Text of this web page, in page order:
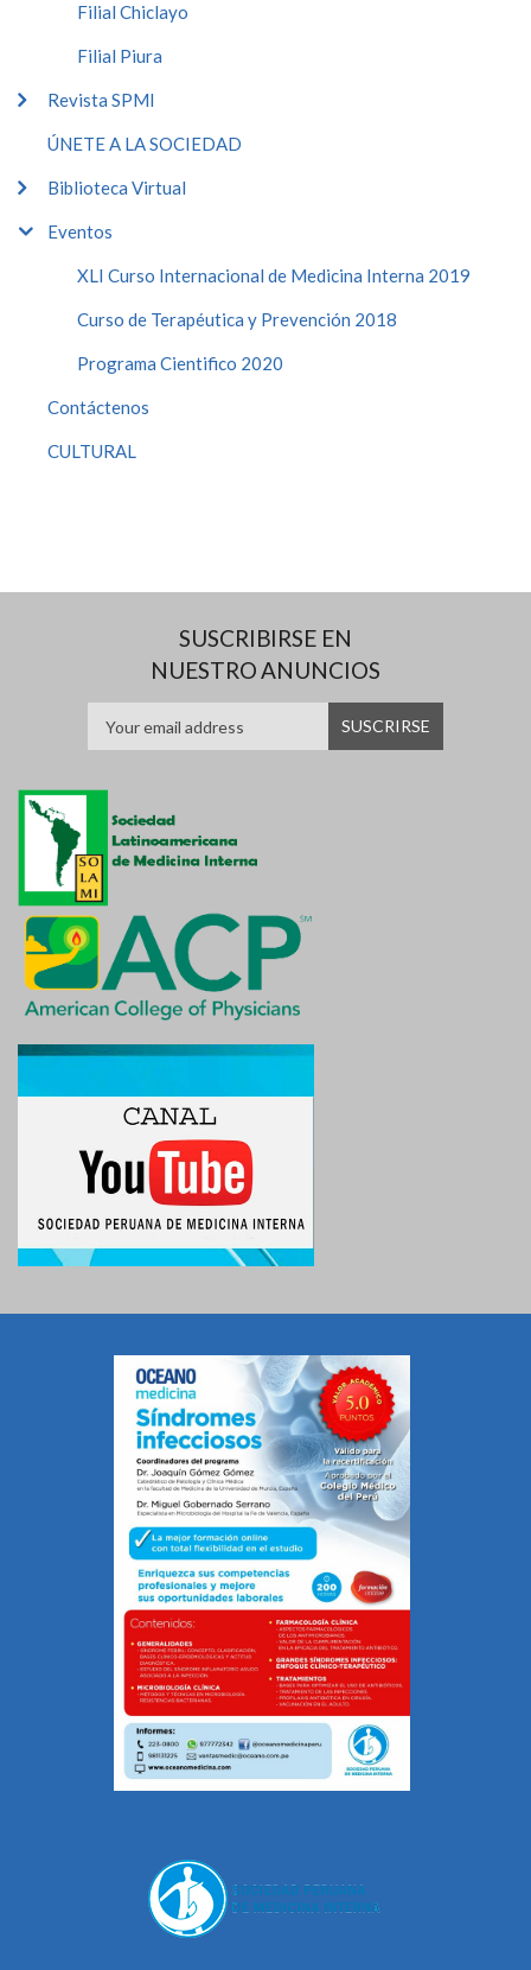
Filial Chiclayo
Filial Piura
Revista SPMI
ÚNETE A LA SOCIEDAD
Biblioteca Virtual
Eventos
XLI Curso Internacional de Medicina Interna 2019
Curso de Terapéutica y Prevención 2018
Programa Cientifico 2020
Contáctenos
CULTURAL
SUSCRIBIRSE EN
NUESTRO ANUNCIOS